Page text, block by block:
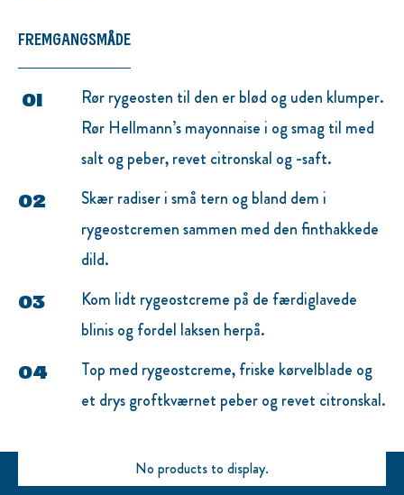
FREMGANGSMÅDE
Rør rygeosten til den er blød og uden klumper.
Rør Hellmann’s mayonnaise i og smag til med
salt og peber, revet citronskal og -saft.
Skær radiser i små tern og bland dem i
rygeostcremen sammen med den finthakkede
dild.
Kom lidt rygeostcreme på de færdiglavede
blinis og fordel laksen herpå.
Top med rygeostcreme, friske kørvelblade og
et drys groftkværnet peber og revet citronskal.
No products to display.